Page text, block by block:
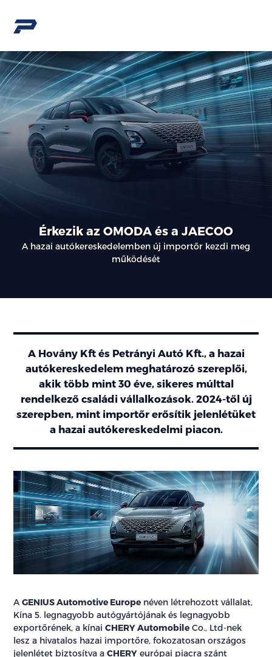
Érkezik az OMODA és a JAECOO
A hazai autókereskedelemben új importőr kezdi meg
működését
A Hovány Kft és Petrányi Autó Kft., a hazai
autókereskedelem meghatározó szereplői,
akik több mint 30 éve, sikeres múlttal
rendelkező családi vállalkozások. 2024-től új
szerepben, mint importőr erősítik jelenlétüket
a hazai autókereskedelmi piacon.
AGENIUS Automotive Europe néven létrehozott vállalat,
Kína 5. legnagyobb autógyártójának és legnagyobb
exportőrének, a kínaiCHERY Automobile Co., Ltd-nek
lesz a hivatalos hazai importőre, fokozatosan országos
jelenlétet biztosítva aCHERY európai piacra szánt